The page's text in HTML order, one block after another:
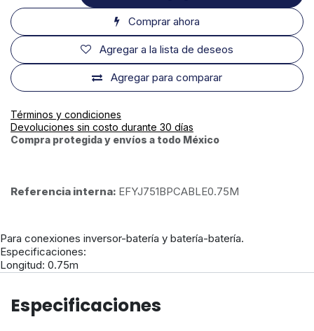
Comprar ahora
Agregar para comparar
Agregar a la lista de deseos
Términos y condiciones
Devoluciones sin costo durante 30 días
Compra protegida y envíos a todo México
Referencia interna: EFYJ751BPCABLE0.75M
Para conexiones inversor-batería y batería-batería.
Especificaciones:
Longitud: 0.75m
Especificaciones